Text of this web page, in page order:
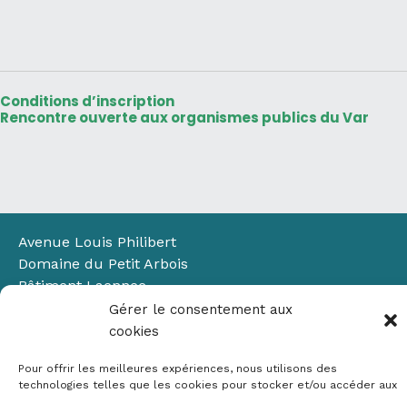
Gérer le consentement aux
cookies
Pour offrir les meilleures expériences, nous utilisons des
technologies telles que les cookies pour stocker et/ou accéder aux
Conditions d’inscription
Rencontre ouverte aux organismes publics du Var
Avenue Louis Philibert
Domaine du Petit Arbois
Bâtiment Laennec
13100 Aix-en-Provence
04 42 90 71 22